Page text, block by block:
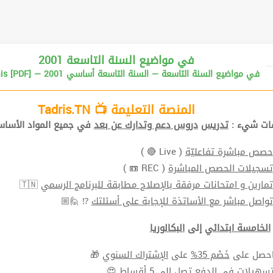
2001 في مواضيع السنة التاسعة
Francais [PDF] — 2001 في مواضيع السنة التاسعة — السنة التاسعة أساسي
المنصة التعليمة 📺 Tadris.TN
شيء :تدريس دروس دعم وتدارك عن بعدفي جميع المواد
حصص مباشرة تفاعليّة( Live 🔴 )
تسجيلات الحصص المباشرة( REC 📼 )
تمارين و امتحانات مرفقة بالإصلاح مطابقة للبرنامج الرسمي 🇹🇳
تواصل مباشر مع الأساتذة للإجابة على أسئلتك⁉ 🙋🏼
الخامسة ابتدائيإلىالبكالوريا
علىخَصْم 35% علىالإشتراك السنوي 🎁